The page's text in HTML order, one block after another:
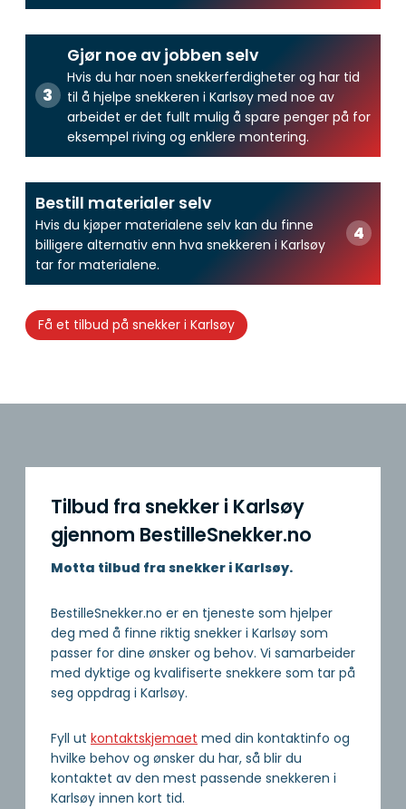
Gjør noe av jobben selv
Hvis du har noen snekkerferdigheter og har tid
til å hjelpe snekkeren i Karlsøy med noe av
arbeidet er det fullt mulig å spare penger på for
eksempel riving og enklere montering.
Bestill materialer selv
Hvis du kjøper materialene selv kan du finne
billigere alternativ enn hva snekkeren i Karlsøy
tar for materialene.
Få et tilbud på snekker i Karlsøy
Tilbud fra snekker i Karlsøy
gjennom BestilleSnekker.no
Motta tilbud fra snekker i Karlsøy.
BestilleSnekker.no er en tjeneste som hjelper
deg med å finne riktig snekker i Karlsøy som
passer for dine ønsker og behov. Vi samarbeider
med dyktige og kvalifiserte snekkere som tar på
seg oppdrag i Karlsøy.
Fyll ut kontaktskjemaet med din kontaktinfo og
hvilke behov og ønsker du har, så blir du
kontaktet av den mest passende snekkeren i
Karlsøy innen kort tid.